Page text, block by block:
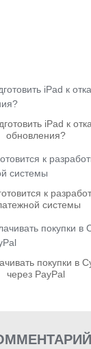
iPad к
обновления?
к
системы
покупки в
через PayPal